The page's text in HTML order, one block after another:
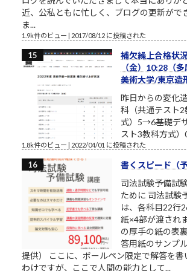
近、公私ともに忙しく、ブログの更新がで
ま...
1.9k件のビュー 2017/08/12 に投稿された
補欠繰上合格状
（金）10:28（
美術大学/東京造
昨日からの変化
科（共通テスト
式）5→6基礎デ
スト3教科方式
1.8k件のビュー 2022/04/01 に投稿された
書くスピード（
司法試験予備試
ために 司法試験
は、各科目22行
紙×4部が渡され
の厚手の紙の表
答用紙のサンプ
提供） ここに、ボールペン限定で解答を書
わけですが、ここで人間の能力として...